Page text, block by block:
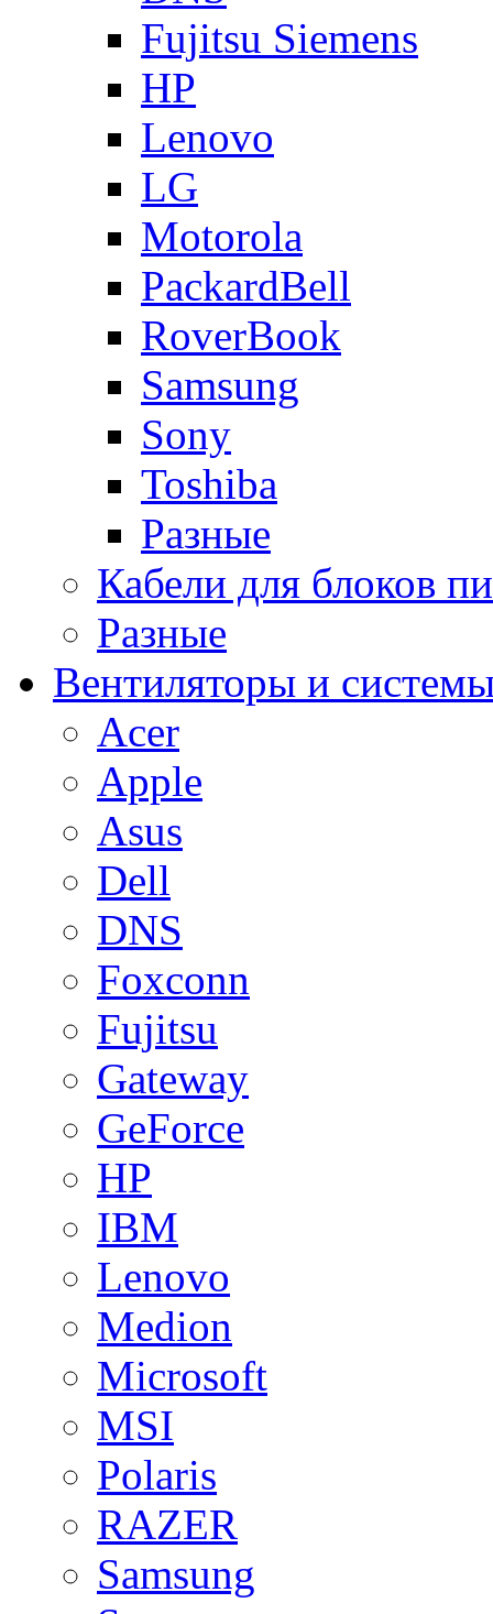
Fujitsu Siemens
HP
Lenovo
LG
Motorola
PackardBell
RoverBook
Samsung
Sony
Toshiba
Разные
Кабели для блоков
Разные
Вентиляторы и
Acer
Apple
Asus
Dell
DNS
Foxconn
Fujitsu
Gateway
GeForce
HP
IBM
Lenovo
Medion
Microsoft
MSI
Polaris
RAZER
Samsung